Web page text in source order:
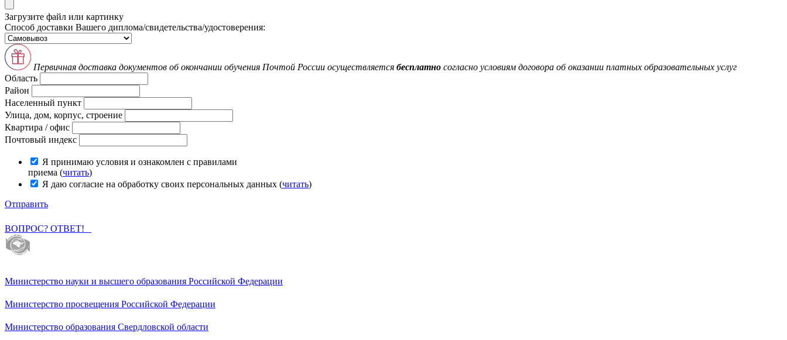
Загрузите файл или картинку
Способ доставки Вашего диплома/свидетельства/удостоверения:
Первичная доставка документов об окончании обучения Почтой России осуществляется бесплатно согласно условиям договора об оказании платных образовательных услуг
Область
Район
Населенный пункт
Улица, дом, корпус, строение
Квартира / офис
Почтовый индекс
Я принимаю условия и ознакомлен с правилами
приема (читать)
Я даю согласие на обработку своих персональных данных (читать)
Отправить
ВОПРОС? ОТВЕТ!
Министерство науки и высшего образования Российской Федерации
Министерство просвещения Российской Федерации
Министерство образования Свердловской области